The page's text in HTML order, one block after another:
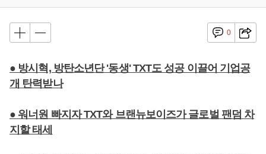
0
● 방시혁, 방탄소년단 '동생' TXT도 성공 이끌어 기업공
개 탄력받나
● 워너원 빠지자 TXT와 브랜뉴보이즈가 글로벌 팬덤 차
지할 태세